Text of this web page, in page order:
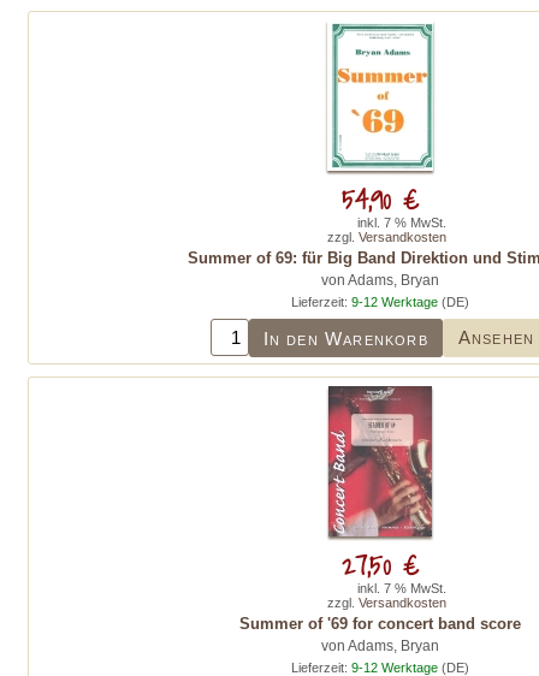
Summer of 69: für Big Band Direktion und
von Adams, Bryan
Lieferzeit: 9-12 Werktage (DE)
In den Warenkorb Ansehen
54,90 €
inkl. 7 % MwSt.
zzgl. Versandkosten
Summer of '69 for concert band score
von Adams, Bryan
Lieferzeit: 9-12 Werktage(DE)
27,50 €
inkl. 7 % MwSt.
zzgl. Versandkosten